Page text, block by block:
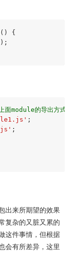
( ) {
);
者上面module的导
;
出来所期望的效果
复杂的又脏又累的
这件事情，但根据
会有所差异，这里